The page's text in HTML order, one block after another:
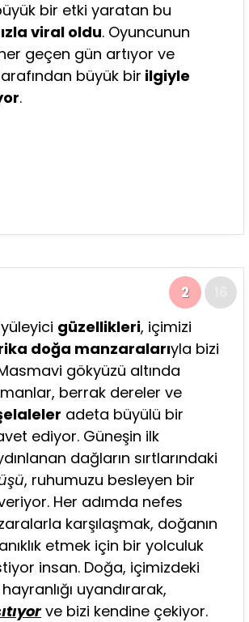
bir etki yaratan bu
viral oldu. Oyuncunun
geçen gün artıyor ve
büyük bir ilgiyle
.
2
güzellikleri, içimizi
doğa manzaralarıyla bizi
gökyüzü altında
berrak dereler ve
adeta büyülü bir
ediyor. Güneşin ilk
dağların sırtlarındaki
, ruhumuzu besleyen bir
Her adımda nefes
karşılaşmak, doğanın
etmek için bir yolculuk
insan. Doğa, içimizdeki
uyandırarak,
ve bizi kendine çekiyor.